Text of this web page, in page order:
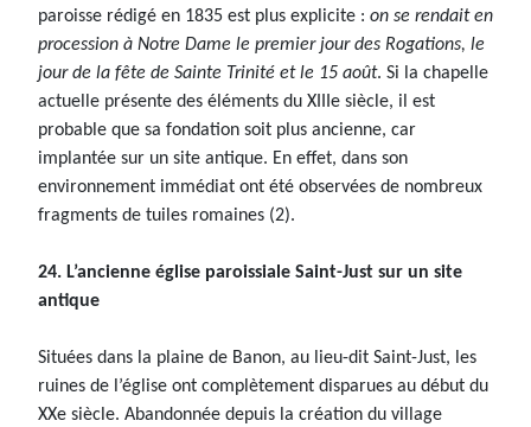
paroisse rédigé en 1835 est plus explicite : on se rendait en
procession à Notre Dame le premier jour des Rogations, le
jour de la fête de Sainte Trinité et le 15 août. Si la chapelle
actuelle présente des éléments du XIIIe siècle, il est
probable que sa fondation soit plus ancienne, car
implantée sur un site antique. En effet, dans son
environnement immédiat ont été observées de nombreux
fragments de tuiles romaines (2).
24. L’ancienne église paroissiale Saint-Just sur un site
antique
Situées dans la plaine de Banon, au lieu-dit Saint-Just, les
ruines de l’église ont complètement disparues au début du
XXe siècle. Abandonnée depuis la création du village